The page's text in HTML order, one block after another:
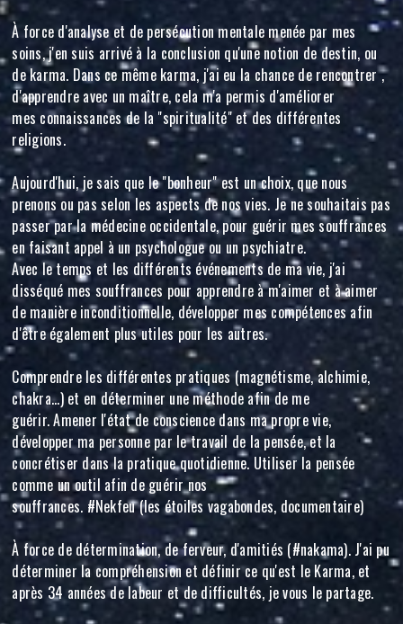
À force d'analyse et de persécution mentale menée par mes
soins, j'en suis arrivé à la conclusion qu'une notion de destin, ou
de karma. Dans ce même karma, j'ai eu la chance de rencontrer ,
d'apprendre avec un maître, cela m'a permis d'améliorer
mes connaissances de la "spiritualité" et des différentes
religions.
Aujourd'hui, je sais que le "bonheur" est un choix, que nous
prenons ou pas selon les aspects de nos vies. Je ne souhaitais pas
passer par la médecine occidentale, pour guérir mes souffrances
en faisant appel à un psychologue ou un psychiatre.
Avec le temps et les différents événements de ma vie, j'ai
disséqué mes souffrances pour apprendre à m'aimer et à aimer
de manière inconditionnelle, développer mes compétences afin
d'être également plus utiles pour les autres.
Comprendre les différentes pratiques (magnétisme, alchimie,
chakra...) et en déterminer une méthode afin de me
guérir. Amener l'état de conscience dans ma propre vie,
développer ma personne par le travail de la pensée, et la
concrétiser dans la pratique quotidienne. Utiliser la pensée
comme un outil afin de guérir nos
souffrances. #Nekfeu (les étoiles vagabondes, documentaire)
À force de détermination, de ferveur, d'amitiés (#nakama). J'ai pu
déterminer la compréhension et définir ce qu'est le Karma, et
après 34 années de labeur et de difficultés, je vous le partage.